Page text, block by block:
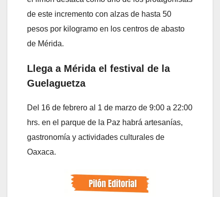
de este incremento con alzas de hasta 50
pesos por kilogramo en los centros de abasto
de Mérida.
Llega a Mérida el festival de la
Guelaguetza
Del 16 de febrero al 1 de marzo de 9:00 a 22:00
hrs. en el parque de la Paz habrá artesanías,
gastronomía y actividades culturales de
Oaxaca.